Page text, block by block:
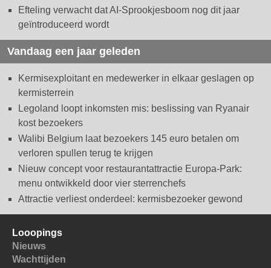
Efteling verwacht dat AI-Sprookjesboom nog dit jaar
geïntroduceerd wordt
Vandaag een jaar geleden
Kermisexploitant en medewerker in elkaar geslagen op
kermisterrein
Legoland loopt inkomsten mis: beslissing van Ryanair
kost bezoekers
Walibi Belgium laat bezoekers 145 euro betalen om
verloren spullen terug te krijgen
Nieuw concept voor restaurantattractie Europa-Park:
menu ontwikkeld door vier sterrenchefs
Attractie verliest onderdeel: kermisbezoeker gewond
Looopings
Nieuws
Wachttijden